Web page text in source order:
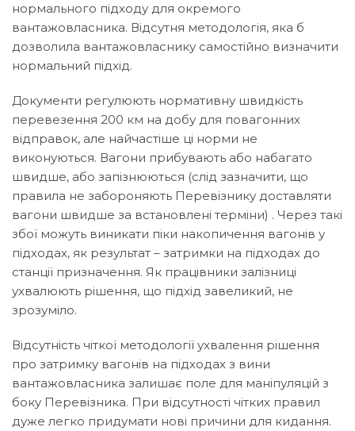
нормального підходу для окремого
вантажовласника. Відсутня методологія, яка б
дозволила вантажовласнику самостійно визначити
нормальний підхід.
Документи регулюють нормативну швидкість
перевезення 200 км на добу для повагонних
відправок, але найчастіше ці норми не
виконуються. Вагони прибувають або набагато
швидше, або запізнюються (слід зазначити, що
правила не забороняють Перевізнику доставляти
вагони швидше за встановлені терміни) . Через такі
збої можуть виникати піки накопичення вагонів у
підходах, як результат – затримки на підходах до
станції призначення. Як працівники залізниці
ухвалюють рішення, що підхід завеликий, не
зрозуміло.
Відсутність чіткої методології ухвалення рішення
про затримку вагонів на підходах з вини
вантажовласника залишає поле для маніпуляцій з
боку Перевізника. При відсутності чітких правил
дуже легко придумати нові причини для кидання.